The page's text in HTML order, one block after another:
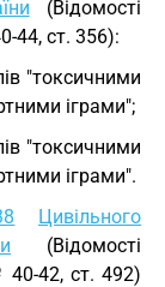
(Відомості
44, ст. 356):
"токсичними
іграми";
"токсичними
іграми".
Цивільного
(Відомості
42, ст. 492)